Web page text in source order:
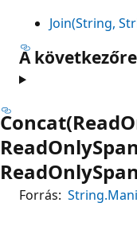
Join(String,
A
Forrás: